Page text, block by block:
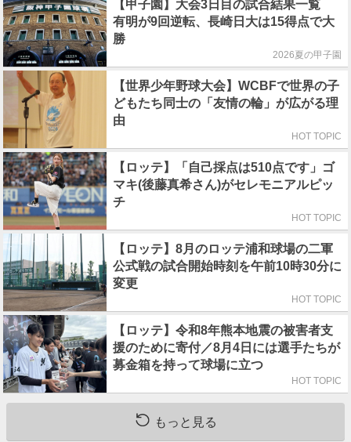
【甲子園】大会3日目の試合結果一覧
有明が9回逆転、長崎日大は15得点で大
勝
2026夏の甲子園
【世界少年野球大会】WCBFで世界の子
どもたち同士の「友情の輪」が広がる理
由
HOT TOPIC
【ロッテ】「自己採点は510点です」ゴ
マキ(後藤真希さん)がセレモニアルピッ
チ
HOT TOPIC
【ロッテ】8月のロッテ浦和球場の二軍
公式戦の試合開始時刻を午前10時30分に
変更
HOT TOPIC
【ロッテ】令和8年熊本地震の被害者支
援のために寄付／8月4日には選手たちが
募金箱を持って球場に立つ
HOT TOPIC
もっと見る